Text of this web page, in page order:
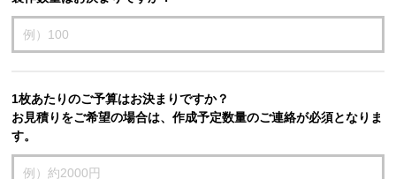
1枚あたりのご予算はお決まりですか？
お見積りをご希望の場合は、作成予定数量のご連絡が必須となりま
す。